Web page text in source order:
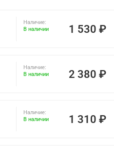
Наличие:
В наличии
1 530 ₽
Наличие:
В наличии
2 380 ₽
Наличие:
В наличии
1 310 ₽